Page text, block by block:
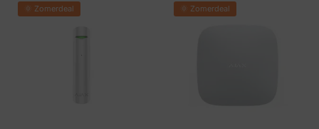
🌞 Zomerdeal 🌞 Zomerdeal